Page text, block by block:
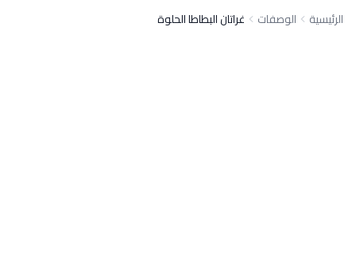
الرئيسية الوصفات غراتان البطاطا الحلوة